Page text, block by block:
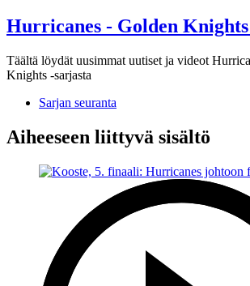
Hurricanes - Golden Knights
Täältä löydät uusimmat uutiset ja videot
Knights -sarjasta
Sarjan seuranta
Aiheeseen liittyvä sisältö